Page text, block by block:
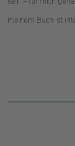
meinem Buch ist